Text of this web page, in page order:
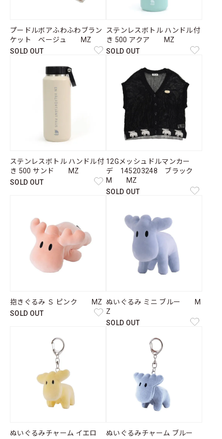
プードルボアふわふわブラン
ケット ベージュ MZ
SOLD OUT
ステンレスボトル ハンドル付
き 500 アクア MZ
SOLD OUT
ステンレスボトル ハンドル付
き 500 サンド MZ
SOLD OUT
12Gメッシュドルマンカー
デ 145203248 ブラック
M MZ
SOLD OUT
抱きぐるみ Ｓ ピンク MZ
SOLD OUT
ぬいぐるみ ミニ ブルー M
Z
SOLD OUT
ぬいぐるみチャーム イエロ
ぬいぐるみチャーム ブルー